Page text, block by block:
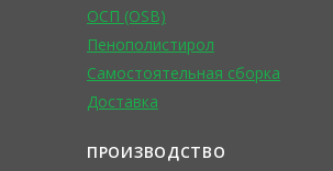
ОСП (OSB)
Пенополистирол
Самостоятельная сборка
Доставка
ПРОИЗВОДСТВО